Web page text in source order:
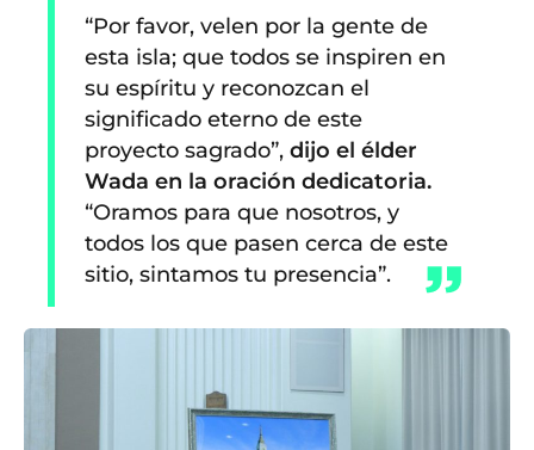
“Por favor, velen por la gente de
esta isla; que todos se inspiren en
su espíritu y reconozcan el
significado eterno de este
proyecto sagrado”, dijo el élder
Wada en la oración dedicatoria.
“Oramos para que nosotros, y
todos los que pasen cerca de este
sitio, sintamos tu presencia”.